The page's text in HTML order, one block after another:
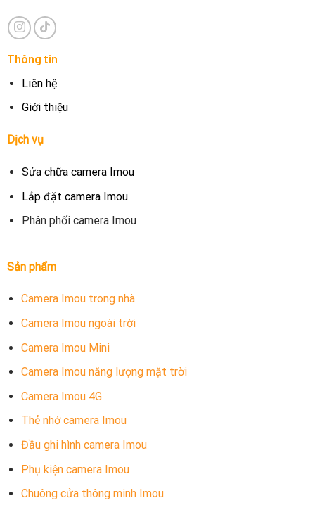
Thông tin
Liên hệ
Giới thiệu
Dịch vụ
Sửa chữa camera Imou
Lắp đặt camera Imou
Phân phối camera Imou
Sản phẩm
Camera Imou trong nhà
Camera Imou ngoài trời
Camera Imou Mini
Camera Imou năng lượng mặt trời
Camera Imou 4G
Thẻ nhớ camera Imou
Đầu ghi hình camera Imou
Phụ kiện camera Imou
Chuông cửa thông minh Imou